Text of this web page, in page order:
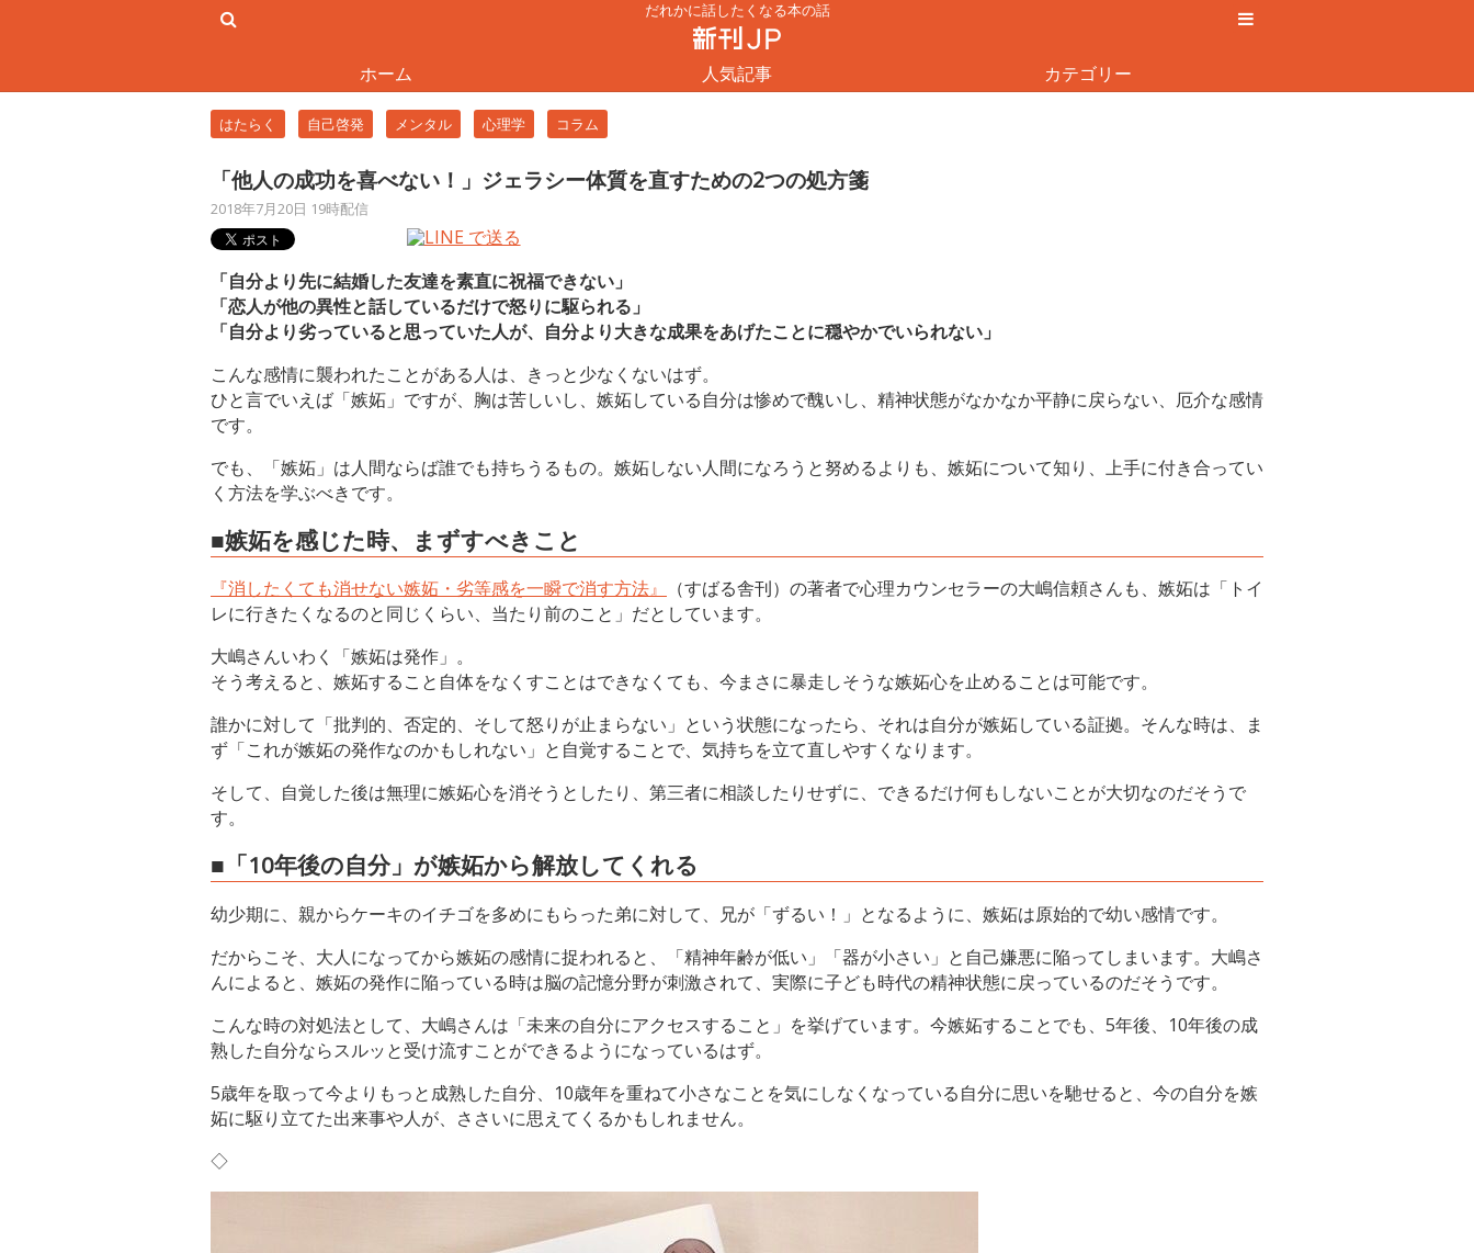
だれかに話したくなる本の話
ホーム 人気記事 カテゴリー
はたらく 自己啓発 メンタル 心理学 コラム
「他人の成功を喜べない！」ジェラシー体質を直すための2つの処方箋
2018年7月20日 19時配信
「自分より先に結婚した友達を素直に祝福できない」
「恋人が他の異性と話しているだけで怒りに駆られる」
「自分より劣っていると思っていた人が、自分より大きな成果をあげたことに穏やかでいられない」
こんな感情に襲われたことがある人は、きっと少なくないはず。
ひと言でいえば「嫉妬」ですが、胸は苦しいし、嫉妬している自分は惨めで醜いし、精神状態がなかなか平静に戻らない、厄介な感情
です。
でも、「嫉妬」は人間ならば誰でも持ちうるもの。嫉妬しない人間になろうと努めるよりも、嫉妬について知り、上手に付き合ってい
く方法を学ぶべきです。
■嫉妬を感じた時、まずすべきこと
『消したくても消せない嫉妬・劣等感を一瞬で消す方法』
（すばる舎刊）の著者で心理カウンセラーの大嶋信頼さんも、嫉妬は「トイ
レに行きたくなるのと同じくらい、当たり前のこと」だとしています。
大嶋さんいわく「嫉妬は発作」。
そう考えると、嫉妬すること自体をなくすことはできなくても、今まさに暴走しそうな嫉妬心を止めることは可能です。
誰かに対して「批判的、否定的、そして怒りが止まらない」という状態になったら、それは自分が嫉妬している証拠。そんな時は、ま
ず「これが嫉妬の発作なのかもしれない」と自覚することで、気持ちを立て直しやすくなります。
そして、自覚した後は無理に嫉妬心を消そうとしたり、第三者に相談したりせずに、できるだけ何もしないことが大切なのだそうで
す。
■「10年後の自分」が嫉妬から解放してくれる
幼少期に、親からケーキのイチゴを多めにもらった弟に対して、兄が「ずるい！」となるように、嫉妬は原始的で幼い感情です。
だからこそ、大人になってから嫉妬の感情に捉われると、「精神年齢が低い」「器が小さい」と自己嫌悪に陥ってしまいます。大嶋さ
んによると、嫉妬の発作に陥っている時は脳の記憶分野が刺激されて、実際に子ども時代の精神状態に戻っているのだそうです。
こんな時の対処法として、大嶋さんは「未来の自分にアクセスすること」を挙げています。今嫉妬することでも、5年後、10年後の成
熟した自分ならスルッと受け流すことができるようになっているはず。
5歳年を取って今よりもっと成熟した自分、10歳年を重ねて小さなことを気にしなくなっている自分に思いを馳せると、今の自分を嫉
妬に駆り立てた出来事や人が、ささいに思えてくるかもしれません。
◇